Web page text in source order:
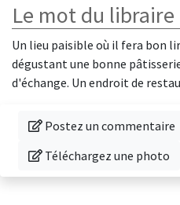
Le mot du libraire
Un lieu paisible où il fera bon
dégustant une bonne
d'échange. Un endroit de
Donnez votre avis sur cette
Postez un commentaire
Téléchargez une photo de
Téléchargez une photo